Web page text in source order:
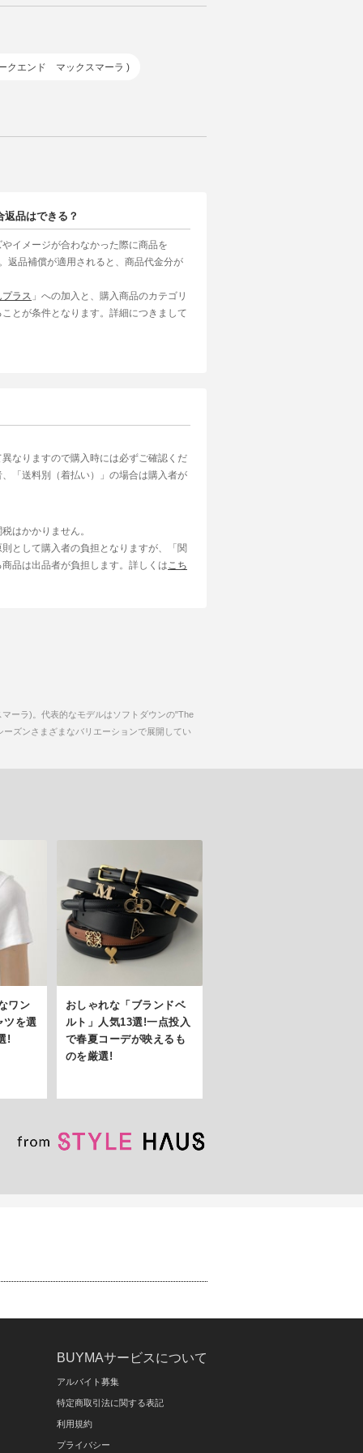
クエンド マックスマーラ )
品はできる？
イメージが合わなかった際に商品を
返品補償が適用されると、商品代金分が
ラス 」への加入と、購入商品のカテゴリ
とが条件となります。詳細につきまして
なりますので購入時には必ずご確認くだ
「送料別（着払い）」の場合は購入者が
はかかりません。
として購入者の負担となりますが、「関
品は出品者が負担します。詳しくは こち
ーラ)。代表的なモデルはソフトダウンの"The
ズンさまざまなバリエーションで展開してい
ワン
ツを選
!
おしゃれな「ブランドベ
ルト」人気13選!一点投入
で春夏コーデが映えるも
のを厳選!
BUYMAサービスについて
アルバイト募集
特定商取引法に関する表記
利用規約
プライバシー